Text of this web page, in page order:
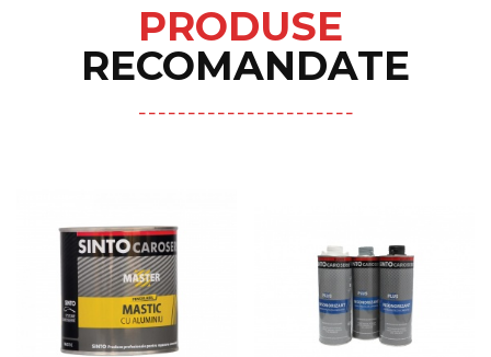
PRODUSE
RECOMANDATE